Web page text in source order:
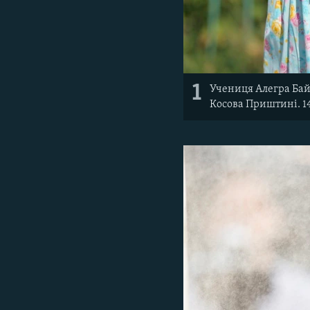
1
Учениця Алегра
Косова Приштині.